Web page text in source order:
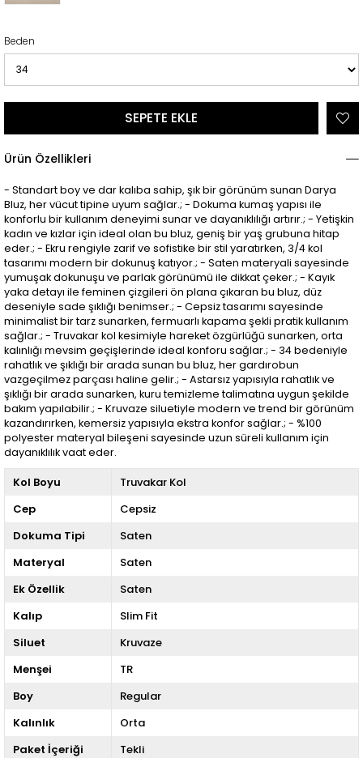
Beden
Ürün Özellikleri
- Standart boy ve dar kalıba sahip, şık bir görünüm sunan Darya
Bluz, her vücut tipine uyum sağlar.; - Dokuma kumaş yapısı ile
konforlu bir kullanım deneyimi sunar ve dayanıklılığı artırır.; - Yetişkin
kadın ve kızlar için ideal olan bu bluz, geniş bir yaş grubuna hitap
eder.; - Ekru rengiyle zarif ve sofistike bir stil yaratırken, 3/4 kol
tasarımı modern bir dokunuş katıyor.; - Saten materyali sayesinde
yumuşak dokunuşu ve parlak görünümü ile dikkat çeker.; - Kayık
yaka detayı ile feminen çizgileri ön plana çıkaran bu bluz, düz
deseniyle sade şıklığı benimser.; - Cepsiz tasarımı sayesinde
minimalist bir tarz sunarken, fermuarlı kapama şekli pratik kullanım
sağlar.; - Truvakar kol kesimiyle hareket özgürlüğü sunarken, orta
kalınlığı mevsim geçişlerinde ideal konforu sağlar.; - 34 bedeniyle
rahatlık ve şıklığı bir arada sunan bu bluz, her gardırobun
vazgeçilmez parçası haline gelir.; - Astarsız yapısıyla rahatlık ve
şıklığı bir arada sunarken, kuru temizleme talimatına uygun şekilde
bakım yapılabilir.; - Kruvaze siluetiyle modern ve trend bir görünüm
kazandırırken, kemersiz yapısıyla ekstra konfor sağlar.; - %100
polyester materyal bileşeni sayesinde uzun süreli kullanım için
dayanıklılık vaat eder.
Kol Boyu
Truvakar Kol
Cep
Cepsiz
Dokuma Tipi
Saten
Materyal
Saten
Ek Özellik
Saten
Kalıp
Slim Fit
Siluet
Kruvaze
Menşei
TR
Boy
Regular
Kalınlık
Orta
Paket İçeriği
Tekli